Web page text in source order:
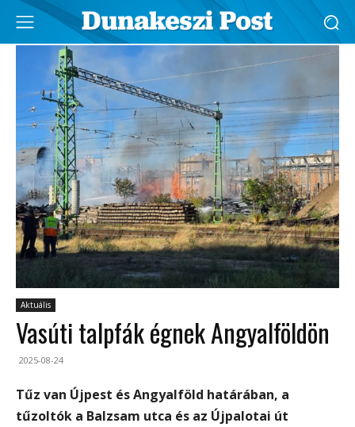
Aktuális
Vasúti talpfák égnek Angyalföldön
2025-08-24
Tűz van Újpest és Angyalföld határában, a
tűzoltók a Balzsam utca és az Újpalotai út